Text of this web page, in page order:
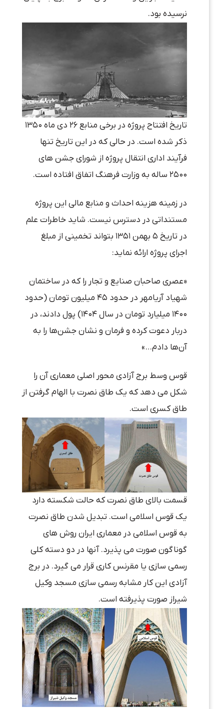
نرسیده بود.
تاریخ افتتاح پروژه در برخی منابع ۲۶ دی ماه ۱۳۵۰
ذکر شده است. در حالی که در این تاریخ تنها
فرآیند اداری انتقال پروژه از شورای جشن های
۲۵۰۰ ساله به وزارت فرهنگ اتفاق افتاده است.
در زمینه هزینه احداث و منابع مالی این پروژه
مستنداتی در دسترس نیست. شاید خاطرات علم
در تاریخ ۵ بهمن ۱۳۵۱ بتواند تخمینی از مبلغ
اجرای پروژه ارائه نماید:
«عصری صاحبان صنایع و تجار را که در ساختمان
شهیاد آریامهر در حدود ۴۵ میلیون تومان (حدود
۱۴۰۰ میلیارد تومان در سال ۱۴۰۴) پول دادند، در
دربار دعوت کرده و فرمان و نشان جشن‌ها را به
آن‌ها دادم…»
قوس وسط برج آزادی محور اصلی معماری آن را
شکل می دهد که یک طاق نصرت با الهام گرفتن از
طاق کسری است.
قسمت بالای طاق نصرت که حالت شکسته دارد
یک قوس اسلامی است. تبدیل شدن طاق نصرت
به قوس اسلامی در معماری ایران روش های
گوناگون صورت می پذیرد. آنها در دو دسته کلی
رسمی سازی یا مقرنس کاری قرار می گیرد. در برج
آزادی این کار مشابه رسمی سازی مسجد وکیل
شیراز صورت پذیرفته است.